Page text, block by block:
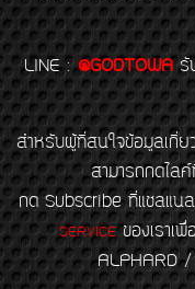
LINE : @GODTOWA รั
สำหรับผู้ที่สนใจข้อมูลเกี่
สามารถกดไล
กด Subscribe ที่แชลแน
SERVICEของเราเพื่
ALPHARD /